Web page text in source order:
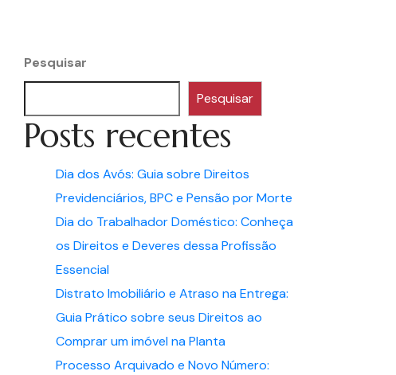
Pesquisar
Pesquisar
Posts recentes
Dia dos Avós: Guia sobre Direitos
Previdenciários, BPC e Pensão por Morte
Dia do Trabalhador Doméstico: Conheça
os Direitos e Deveres dessa Profissão
Essencial
Distrato Imobiliário e Atraso na Entrega:
Guia Prático sobre seus Direitos ao
Comprar um imóvel na Planta
Processo Arquivado e Novo Número: